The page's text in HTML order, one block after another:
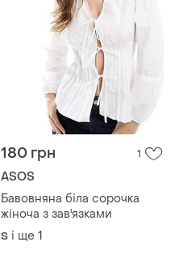
180 грн 1
ASOS
Бавовняна біла сорочка
жіноча з зав'язками
S і ще 1